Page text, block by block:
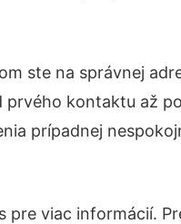
ste na správnej
kontaktu až
prípadnej
viac informácií.